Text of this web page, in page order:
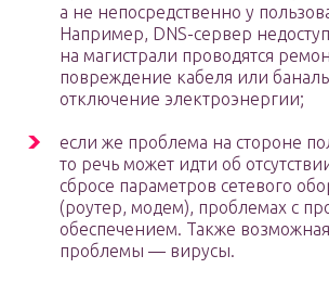
а не непосредственно у
Например, DNS-сервер
на магистрали проводятся
повреждение кабеля или
отключение электроэнергии;
если же проблема на стороне
то речь может идти об
сбросе параметров сетевого
(роутер, модем), проблемах с
обеспечением. Также
проблемы — вирусы.